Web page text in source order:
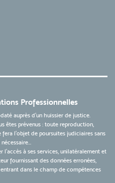
Professionnelles
auprès d'un huissier de justice.
êtes prévenus : toute reproduction,
l'objet de poursuites judiciaires sans
l'accès à ses services, unilatéralement et
fournissant des données erronées,
dans le champ de compétences